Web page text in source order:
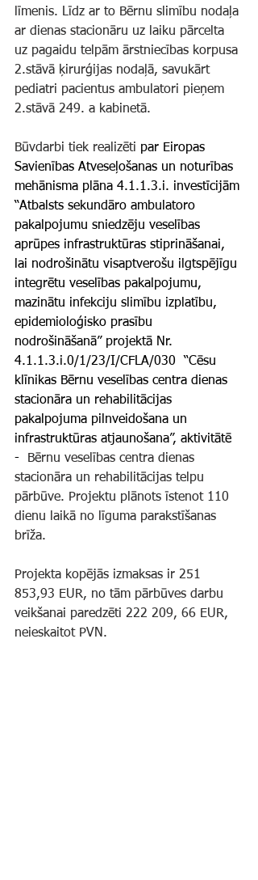
līmenis. Līdz ar to Bērnu slimību nodaļa
ar dienas stacionāru uz laiku pārcelta
uz pagaidu telpām ārstniecības korpusa
2.stāvā ķirurģijas nodaļā, savukārt
pediatri pacientus ambulatori pieņem
2.stāvā 249. a kabinetā.
Būvdarbi tiek realizēti par Eiropas
Savienības Atveseļošanas un noturības
mehānisma plāna 4.1.1.3.i. investīcijām
“Atbalsts sekundāro ambulatoro
pakalpojumu sniedzēju veselības
aprūpes infrastruktūras stiprināšanai,
lai nodrošinātu visaptverošu ilgtspējīgu
integrētu veselības pakalpojumu,
mazinātu infekciju slimību izplatību,
epidemioloģisko prasību
nodrošināšanā” projektā Nr.
4.1.1.3.i.0/1/23/I/CFLA/030  “Cēsu
klīnikas Bērnu veselības centra dienas
stacionāra un rehabilitācijas
pakalpojuma pilnveidošana un
infrastruktūras atjaunošana”, aktivitātē
-
Bērnu veselības centra dienas
stacionāra un rehabilitācijas telpu
pārbūve. Projektu plānots īstenot 110
dienu laikā no līguma parakstīšanas
brīža.
Projekta kopējās izmaksas ir 251
853,93 EUR, no tām pārbūves darbu
veikšanai paredzēti 222 209, 66 EUR,
neieskaitot PVN.